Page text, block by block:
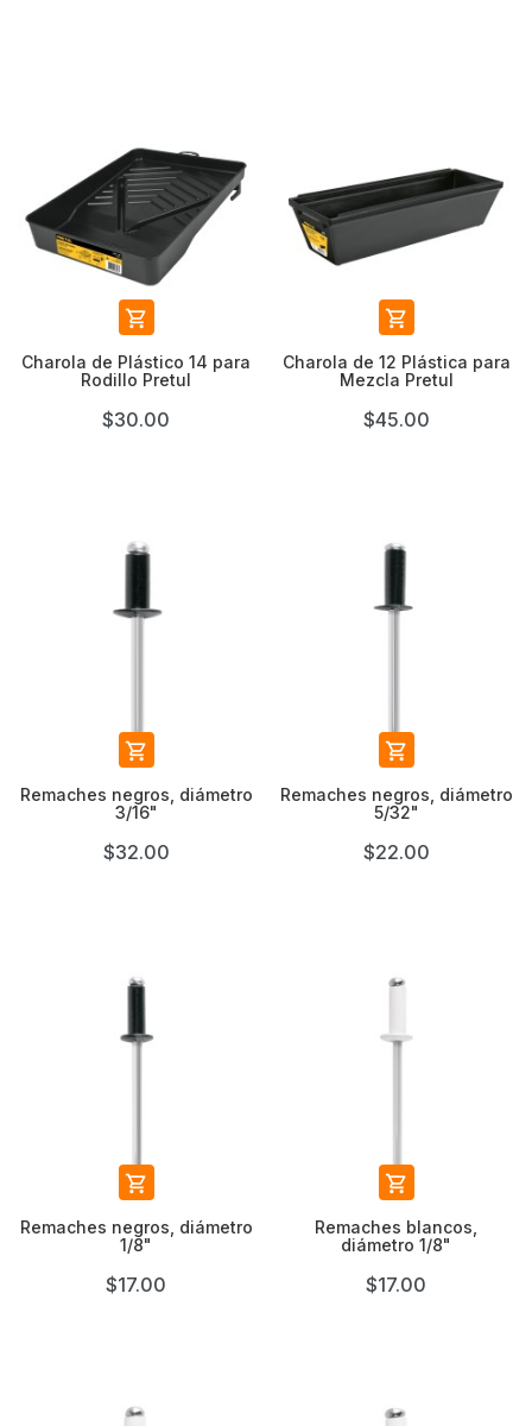

Charola de Plástico 14 para
Rodillo Pretul
$30.00

Charola de 12 Plástica para
Mezcla Pretul
$45.00

Remaches negros, diámetro
3/16"
$32.00

Remaches negros, diámetro
5/32"
$22.00

Remaches negros, diámetro
1/8"
$17.00

Remaches blancos,
diámetro 1/8"
$17.00